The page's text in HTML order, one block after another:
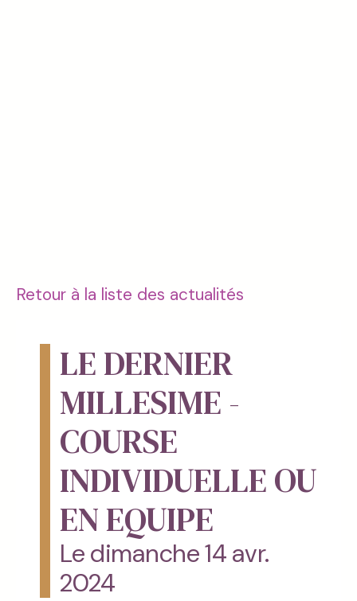
Retour à la liste des actualités
LE DERNIER
MILLESIME -
COURSE
INDIVIDUELLE OU
EN EQUIPE
Le dimanche 14 avr.
2024